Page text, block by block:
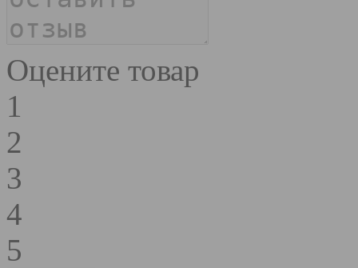
Оцените товар
1
2
3
4
5